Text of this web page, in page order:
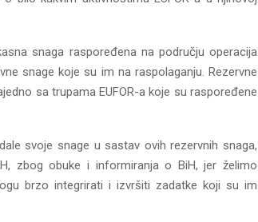
snaga raspoređena na području operacija
snage koje su im na raspolaganju. Rezervne
sa trupama EUFOR-a koje su raspoređene
svoje snage u sastav ovih rezervnih snaga,
zbog obuke i informiranja o BiH, jer želimo
brzo integrirati i izvršiti zadatke koji su im